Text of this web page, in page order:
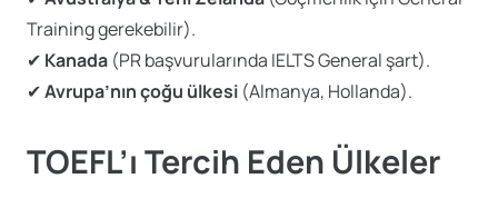
Training gerekebilir).
✔ Kanada (PR başvurularında IELTS General şart).
✔Avrupa’nın çoğu ülkesi (Almanya, Hollanda).
TOEFL’ı Tercih Eden Ülkeler